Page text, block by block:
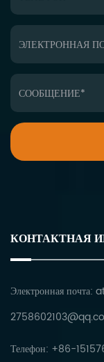
КОНТАКТНАЯ
Электронная почта:
Телефон: +86-